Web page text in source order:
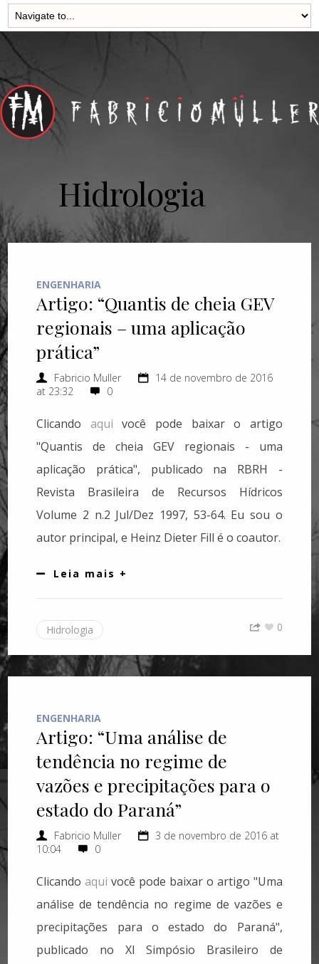
Hidrologia
ENGENHARIA
Artigo: “Quantis de cheia GEV
regionais – uma aplicação
prática”
Fabricio Muller
14 de novembro de 2016
at 23:32
0
Clicando aqui você pode baixar o artigo
"Quantis de cheia GEV regionais - uma
aplicação prática", publicado na RBRH -
Revista Brasileira de Recursos Hídricos
Volume 2 n.2 Jul/Dez 1997, 53-64. Eu sou o
autor principal, e Heinz Dieter Fill é o coautor.
Leia mais +
Hidrologia 0
ENGENHARIA
Artigo: “Uma análise de
tendência no regime de
vazões e precipitações para o
estado do Paraná”
Fabricio Muller
3 de novembro de 2016 at
10:04
0
Clicandoaqui você pode baixar o artigo "Uma
análise de tendência no regime de vazões e
precipitações para o estado do Paraná",
publicado no XI Simpósio Brasileiro de